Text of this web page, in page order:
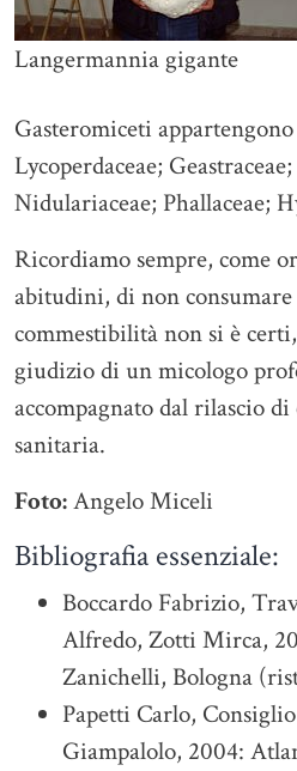
Langermannia gigante
Gasteromiceti
Lycoperdaceae;
Nidulariaceae; Phallaceae;
Ricordiamo sempre, come
abitudini, di non
commestibilità non si è
giudizio di un micologo
accompagnato dal rilascio
sanitaria.
Foto:Angelo Miceli
Bibliografia essenziale:
Boccardo Fabrizio,
Alfredo, Zotti Mirca,
Zanichelli, Bologna
Papetti Carlo,
Giampalolo, 2004: